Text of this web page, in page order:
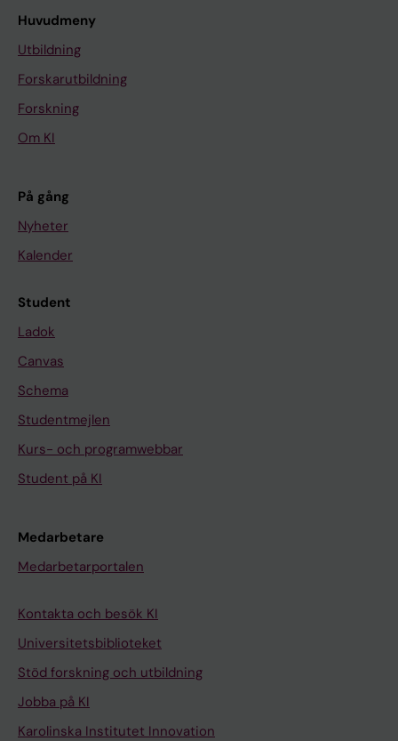
Huvudmeny
Utbildning
Forskarutbildning
Forskning
Om KI
På gång
Nyheter
Kalender
Student
Ladok
Canvas
Schema
Studentmejlen
Kurs- och programwebbar
Student på KI
Medarbetare
Medarbetarportalen
Kontakta och besök KI
Universitetsbiblioteket
Stöd forskning och utbildning
Jobba på KI
Karolinska Institutet Innovation